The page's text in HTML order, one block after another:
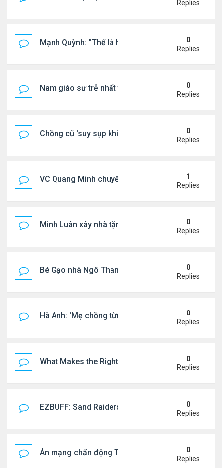
Replies
Mạnh Quỳnh: "Thế là hết"
0
Replies
Nam giáo sư trẻ nhất thế giới ở tuổi 18
0
Replies
Chồng cũ 'suy sụp khi biết tin Nicole Kidman có
0
Replies
VC Quang Minh chuyển về tổ ấm
1
Replies
Minh Luân xây nhà tặng cha mẹ
0
Replies
Bé Gạo nhà Ngô Thanh Vân dễ thương trong tiệc
0
Replies
Hà Anh: 'Mẹ chồng từng ngạc nhiên vì tôi luôn trả
0
Replies
What Makes the Right Retail POS Matter?0
Replies
EZBUFF: Sand Raiders of Sophie Farming
0
Replies
Án mạng chấn động Thái lan: hai chị em người
0
Replies